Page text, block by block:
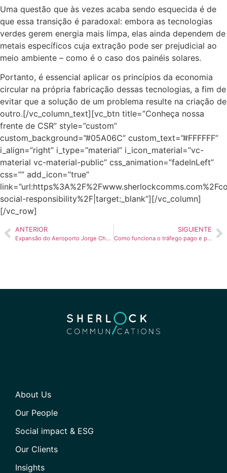
Uma questão que às vezes acaba sendo esquecida é de
que essa transição é paradoxal: embora as tecnologias
verdes gerem energia mais limpa, elas ainda dependem de
metais específicos cuja extração pode ser prejudicial ao
meio ambiente – como é o caso dos painéis solares.
Portanto, é essencial aplicar os princípios da economia
circular na própria fabricação dessas tecnologias, a fim de
evitar que a solução de um problema resulte na criação de
outro.[/vc_column_text][vc_btn title=”Conheça nossa
frente de CSR” style=”custom”
custom_background=”#05A06C” custom_text=”#FFFFFF”
i_align=”right” i_type=”material” i_icon_material=”vc-
material vc-material-public” css_animation=”fadeInLeft”
css=”” add_icon=”true”
social-responsibility%2F|target:_blank”][/vc_column]
[/vc_row]
ANTERIOR
Expansão do Aeroporto Jorge Chávez simboliza crescimento econômico do Peru
SIGUIENTE
Como funciona o tráfego pago e por que ele é essencial para a sua estratégia?
About Us
Our People
Social impact & ESG
Our Clients
Insights